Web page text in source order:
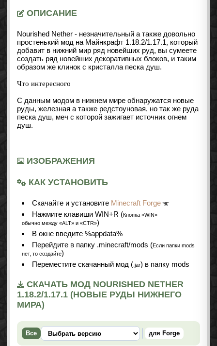
ОПИСАНИЕ
Nourished Nether - незначительный а также довольно
простенький мод на Майнкрафт 1.18.2/1.17.1, который
добавит в нижний мир ряд новейших руд, вы сумеете
создать ряд новейших декоративных блоков, и таким
образом же клинок с кристалла песка душ.
Что интересного
С данным модом в нижнем мире обнаружатся новые
руды, железная а также редстоуновая, но так же руда
песка душ, меч с которой зажигает источник огнем
душ.
ИЗОБРАЖЕНИЯ
КАК УСТАНОВИТЬ
Cкачайте и установите Minecraft Forge
Нажмите клавиши WIN+R (Кнопка «WIN»
обычно между «ALT» и «CTR»)
В окне введите %appdata%
Перейдите в папку .minecraft/mods (Если папки mods
нет, то создайте)
Переместите скачанный мод ( .jar) в папку mods
СКАЧАТЬ МОД NOURISHED NETHER
1.18.2/1.17.1 (НОВЫЕ РУДЫ НИЖНЕГО
МИРА)
Все для Forge